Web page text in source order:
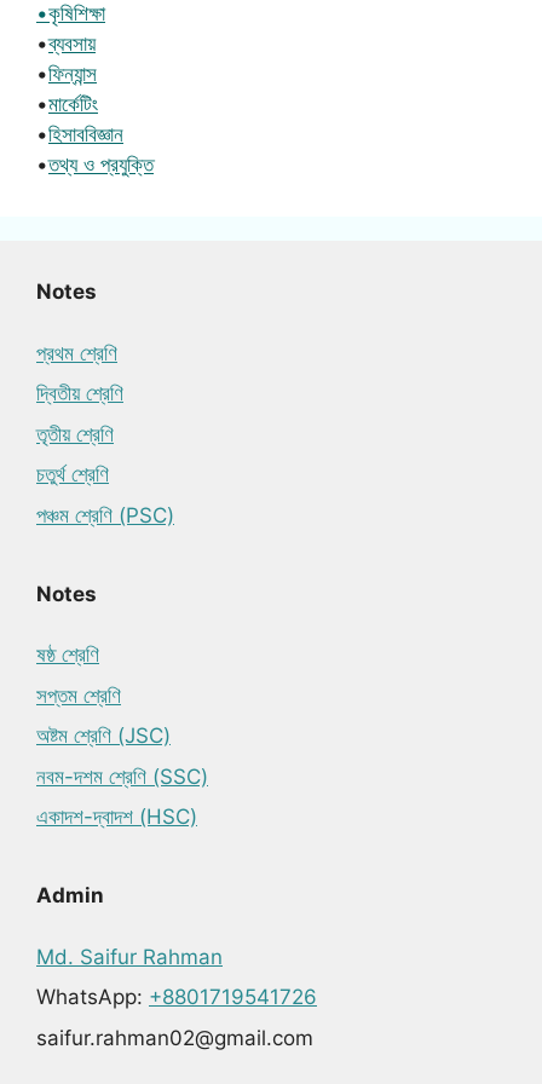
•কৃষিশিক্ষা
•ব্যবসায়
•ফিন্যান্স
•মার্কেটিং
•হিসাববিজ্ঞান
•তথ্য ও প্রযুক্তি
Notes
প্রথম শ্রেণি
দ্বিতীয় শ্রেণি
তৃতীয় শ্রেণি
চতুর্থ শ্রেণি
পঞ্চম শ্রেণি (PSC)
Notes
ষষ্ঠ শ্রেণি
সপ্তম শ্রেণি
অষ্টম শ্রেণি (JSC)
নবম-দশম শ্রেণি (SSC)
একাদশ-দ্বাদশ (HSC)
Admin
Md. Saifur Rahman
WhatsApp: +8801719541726
saifur.rahman02@gmail.com